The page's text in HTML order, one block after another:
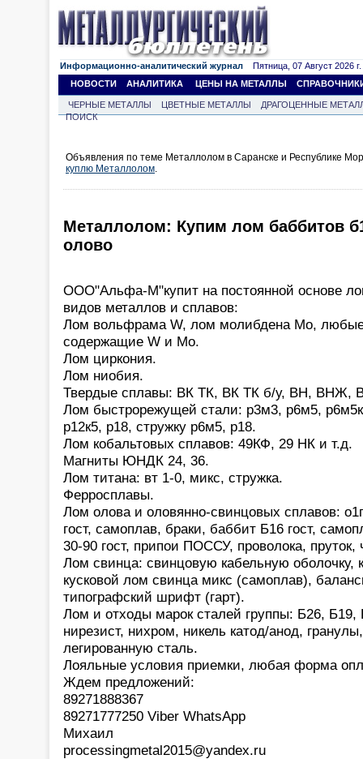
Информационно-аналитический журнал Пятница, 07 Август 2026 г.
НОВОСТИ
АНАЛИТИКА ЦЕНЫ НА МЕТАЛЛЫ
ЧЕРНЫЕ МЕТАЛЛЫ ЦВЕТНЫЕ МЕТАЛЛЫ
ДРАГОЦЕННЫЕ
ПОИСК
Объявления по теме Металлолом в Саранске и Республике
куплю Металлолом.
Металлолом: Купим лом баббитов
олово
ООО"Альфа-М"купит на постоянной основе
видов металлов и сплавов:
Лом вольфрама W, лом молибдена Mo,
содержащие W и Mo.
Лом циркония.
Лом ниобия.
Твердые сплавы: ВК ТК, ВК ТК б/у, ВН,
Лом быстрорежущей стали: р3м3, р6м5,
р12к5, р18, стружку р6м5, р18.
Лом кобальтовых сплавов: 49КФ, 29 НК и т.д.
Магниты ЮНДК 24, 36.
Лом титана: вт 1-0, микс, стружка.
Ферросплавы.
Лом олова и оловянно-свинцовых сплавов:
гост, самоплав, браки, баббит Б16 гост,
30-90 гост, припои ПОССУ, проволока,
Лом свинца: свинцовую кабельную оболочку,
кусковой лом свинца микс (самоплав),
типографский шрифт (гарт).
Лом и отходы марок сталей группы: Б26,
нирезист, нихром, никель катод/анод,
легированную сталь.
Лояльные условия приемки, любая форма
Ждем предложений:
89271888367
89271777250 Viber WhatsApp
Михаил
processingmetal2015@yandex.ru